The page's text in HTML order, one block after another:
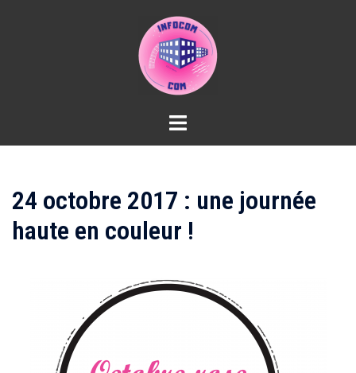
24 octobre 2017 : une journée
haute en couleur !